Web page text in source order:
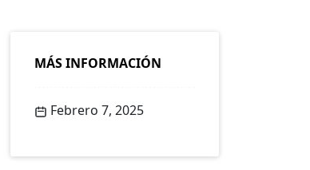
MÁS INFORMACIÓN
Febrero 7, 2025